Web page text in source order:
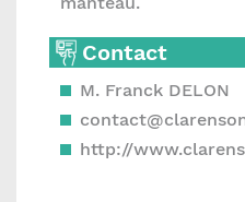
Contact
M. Franck DELON
http://